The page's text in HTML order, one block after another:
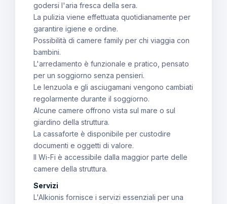
godersi l'aria fresca della sera.
La pulizia viene effettuata quotidianamente per
garantire igiene e ordine.
Possibilità di camere family per chi viaggia con
bambini.
L'arredamento è funzionale e pratico, pensato
per un soggiorno senza pensieri.
Le lenzuola e gli asciugamani vengono cambiati
regolarmente durante il soggiorno.
Alcune camere offrono vista sul mare o sul
giardino della struttura.
La cassaforte è disponibile per custodire
documenti e oggetti di valore.
Il Wi-Fi è accessibile dalla maggior parte delle
camere della struttura.
Servizi
L'Alkionis fornisce i servizi essenziali per una